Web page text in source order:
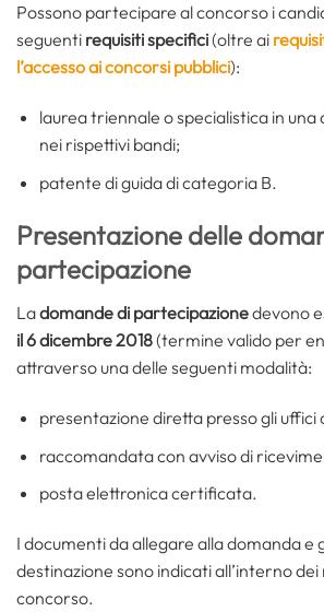
Possono partecipare al concorso i
seguenti requisiti specifici(oltre ai
l’accesso ai concorsi pubblici):
laurea triennale o specialistica in una
nei rispettivi bandi;
patente di guida di categoria B.
Presentazione delle
partecipazione
Ladomande di partecipazionedevono
il 6 dicembre 2018(termine valido per
attraverso una delle seguenti modalità:
presentazione diretta presso gli uffici
raccomandata con avviso di
posta elettronica certificata.
I documenti da allegare alla domanda e
destinazione sono indicati all’interno
concorso.